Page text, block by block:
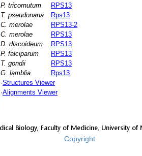
P. tricornutum
RPS13
T. pseudonana
Rps13
C. merolae
RPS13-2
C. merolae
RPS13
D. discoideum
RPS13
P. falciparum
RPS13
T. gondii
RPS13
G. lamblia
Rps13
·Structures Viewer
·Alignments Viewer
Copyright